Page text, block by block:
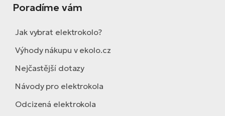
Poradíme vám
Jak vybrat elektrokolo?
Výhody nákupu v ekolo.cz
Nejčastější dotazy
Návody pro elektrokola
Odcizená elektrokola